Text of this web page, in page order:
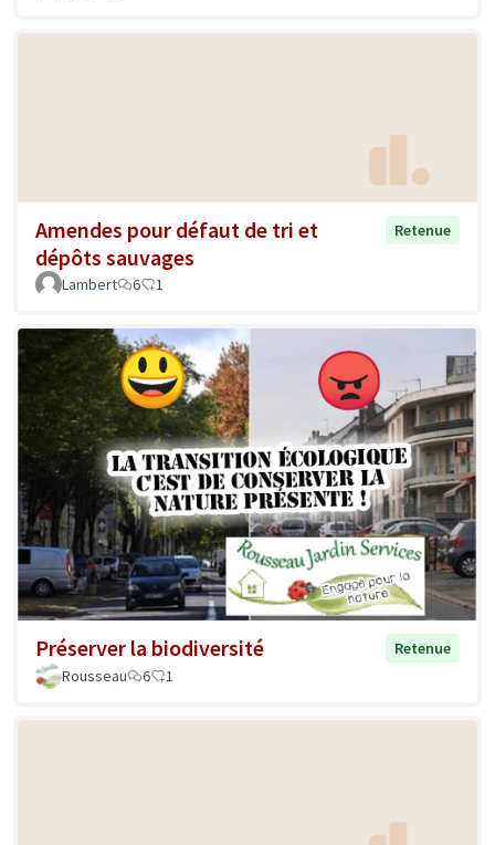
Amendes pour défaut de tri et
dépôts sauvages
Retenue
Lambert 6 1
Préserver la biodiversité
Retenue
Rousseau
6 1